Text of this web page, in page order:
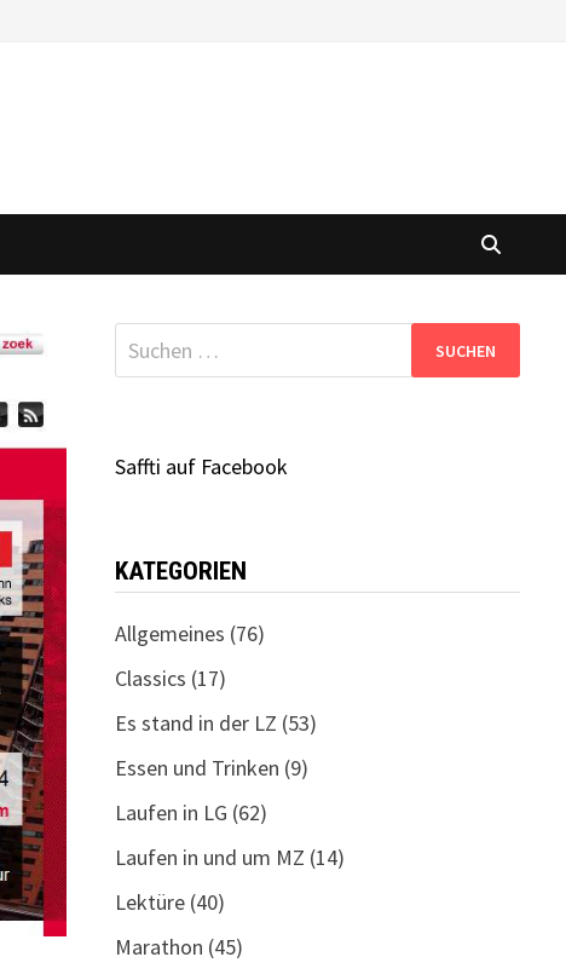
Suchen
nach:
Saffti auf Facebook
KATEGORIEN
Allgemeines (76)
Classics (17)
Es stand in der LZ (53)
Essen und Trinken (9)
Laufen in LG (62)
Laufen in und um MZ (14)
Lektüre(40)
Marathon (45)